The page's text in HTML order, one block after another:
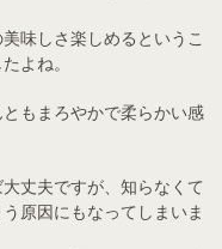
味しさ楽しめるというこ
よね。
もまろやかで柔らかい感
丈夫ですが、知らなくて
原因にもなってしまいま